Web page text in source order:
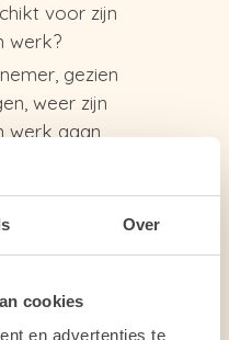
Over
cookies
en advertenties te
voor zijn
werk?
gezien
weer zijn
werk gaan
werk
werk
gezocht